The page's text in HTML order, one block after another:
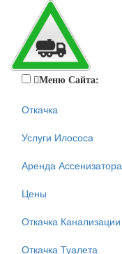
Меню Сайта:
Откачка
Услуги Илососа
Аренда Ассенизатора
Цены
Откачка Канализации
Откачка Туалета